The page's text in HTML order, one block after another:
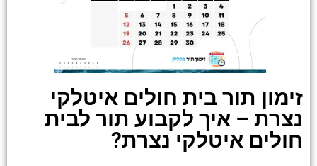
זימון תור בית חולים איטלקי
נצרת – איך לקבוע תור לבית
חולים איטלקי נצרת?